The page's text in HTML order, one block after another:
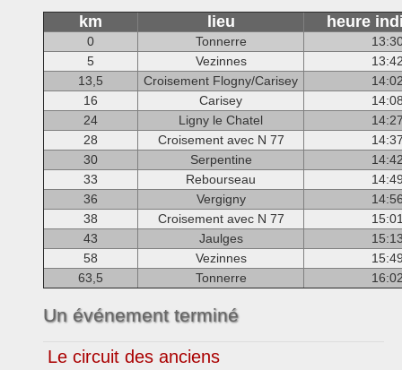
km lieu heure
0 Tonnerre
5
Vezinnes
13,5
Croisement Flogny/Carisey
16
Carisey
24
Ligny le Chatel
28
Croisement avec N 77
30
Serpentine
33
Rebourseau
36
Vergigny
38
Croisement avec N 77
43
Jaulges
58
Vezinnes
63,5
Tonnerre
Un événement terminé
Le circuit des anciens